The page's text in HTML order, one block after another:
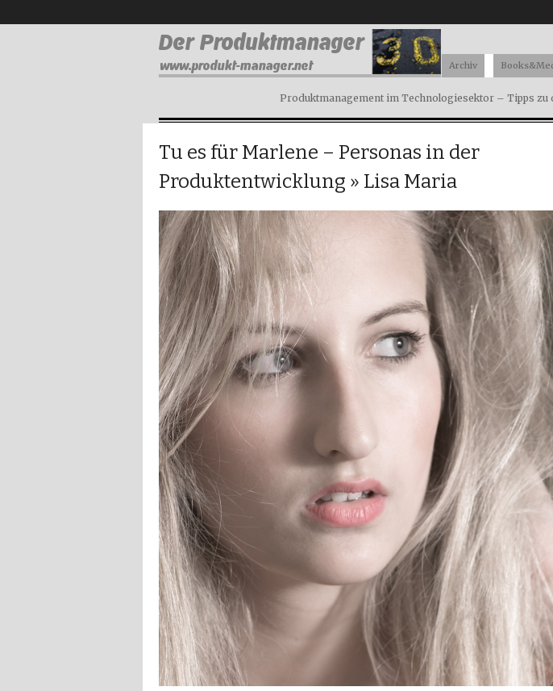
Produktmanagement im Technologiesektor – Tipps
Archiv
Tu es für Marlene – Personas in der
Produktentwicklung » Lisa Maria